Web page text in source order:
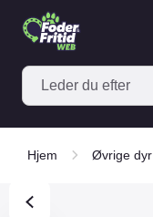
Hjem Øvrige dyr